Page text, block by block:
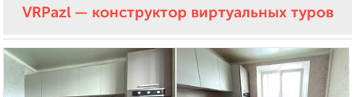
VRPazl — конструктор виртуальных туров